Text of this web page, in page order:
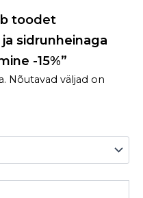
toodet
sidrunheinaga
-15%”
Nõutavad väljad on